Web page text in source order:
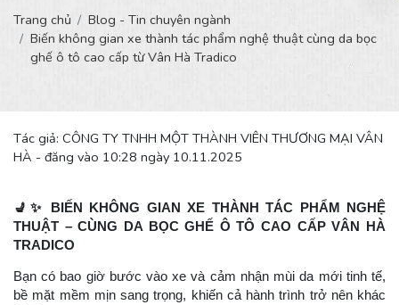
Trang chủ
Blog - Tin chuyên ngành
Biến không gian xe thành tác phẩm nghệ thuật cùng da bọc
ghế ô tô cao cấp từ Vân Hà Tradico
Tác giả: CÔNG TY TNHH MỘT THÀNH VIÊN THƯƠNG MẠI VÂN
HÀ - đăng vào 10:28 ngày 10.11.2025
💺✨
BIẾN KHÔNG GIAN XE THÀNH TÁC PHẨM NGHỆ
THUẬT – CÙNG DA BỌC GHẾ Ô TÔ CAO CẤP VÂN HÀ
TRADICO
Bạn có bao giờ bước vào xe và cảm nhận mùi da mới tinh tế,
bề mặt mềm mịn sang trọng, khiến cả hành trình trở nên khác